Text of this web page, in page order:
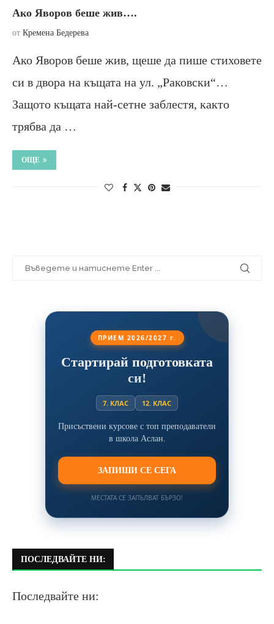
Ако Яворов беше жив….
от Кремена Бедерева
Ако Яворов беше жив, щеше да пише стиховете
си в двора на къщата на ул. „Раковски“…
Защото къщата най-сетне заблестя, както
трябва да …
ОЩЕ
ПРИЕМ 2026/2027 г.
Стартирай подготовката
си!
7. КЛАС 12. КЛАС
Присъствени курсове с топ преподаватели
в школа Аслан.
ЗАПИШИ СЕ СЕГА
МЕСТАТА СЕ ЗАПЪЛВАТ БЪРЗО!
ПОСЛЕДВАЙТЕ НИ:
Последвайте ни: